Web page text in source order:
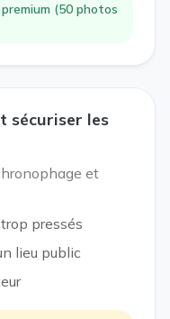
(50 photos
sécuriser les
et
pressés
lieu public